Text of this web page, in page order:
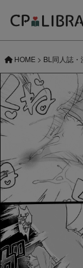
HOME > BL同人誌・